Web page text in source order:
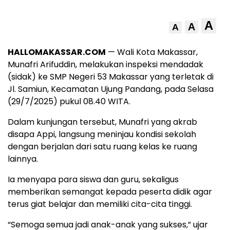
A A A
HALLOMAKASSAR.COM — Wali Kota Makassar,
Munafri Arifuddin, melakukan inspeksi mendadak
(sidak) ke SMP Negeri 53 Makassar yang terletak di
Jl. Samiun, Kecamatan Ujung Pandang, pada Selasa
(29/7/2025) pukul 08.40 WITA.
Dalam kunjungan tersebut, Munafri yang akrab
disapa Appi, langsung meninjau kondisi sekolah
dengan berjalan dari satu ruang kelas ke ruang
lainnya.
Ia menyapa para siswa dan guru, sekaligus
memberikan semangat kepada peserta didik agar
terus giat belajar dan memiliki cita-cita tinggi.
“Semoga semua jadi anak-anak yang sukses,” ujar